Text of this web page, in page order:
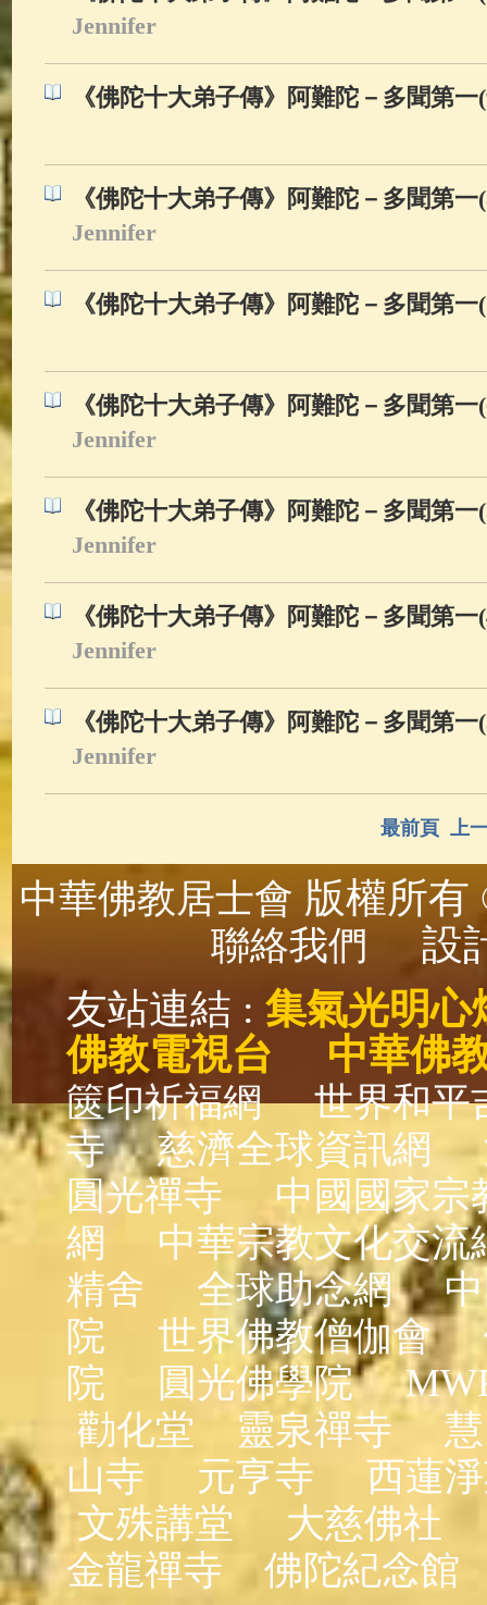
Jennifer
《佛陀十大弟子傳》阿難陀－多聞第一
《佛陀十大弟子傳》阿難陀－多聞第
Jennifer
《佛陀十大弟子傳》阿難陀－多聞第一
《佛陀十大弟子傳》阿難陀－多聞第
Jennifer
《佛陀十大弟子傳》阿難陀－多聞第
Jennifer
《佛陀十大弟子傳》阿難陀－多聞第
Jennifer
《佛陀十大弟子傳》阿難陀－多聞第
Jennifer
最前頁 上
中華佛教居士會 版權所
聯絡我們
設
友站連結 : 集氣光明心
佛教電視台
中華佛
篋印祈福網
世界和平
寺
慈濟全球資訊網
圓光禪寺
中國國家宗
網
中華宗教文化交流
精舍
全球助念網
院
世界佛教僧伽會
院
圓光佛學院
勸化堂
靈泉禪寺
山寺
元亨寺
西蓮
文殊講堂
大慈佛社
金龍禪寺
佛陀紀念館